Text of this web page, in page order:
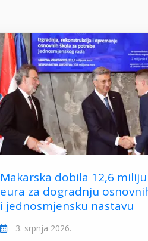
Makarska dobila 12,6
eura za dogradnju
i jednosmjensku nastavu
3. srpnja 2026.